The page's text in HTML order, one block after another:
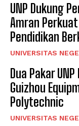
UNP Dukung
Amran
Pendidikan
UNIVERSITAS
Dua Pakar
Guizhou
Polytechnic
UNIVERSITAS